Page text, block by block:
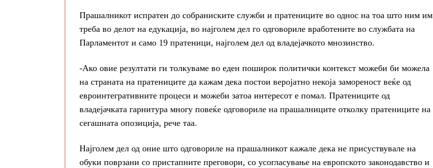
Прашалникот испратен до собраниските служби и пратениците во однос на тоа што ним им
треба во делот на едукација, во најголем дел го одговориле вработените во службата на
Парламентот и само 19 пратеници, најголем дел од владејачкото мнозинство.
-Ако овие резултати ги толкуваме во еден поширок политички контекст можеби би можела
на страната на пратениците да кажам дека постои веројатно некоја замореност веќе од
евроинтегративните процеси и можеби затоа интересот е помал. Пратениците од
владејачката гарнитура многу повеќе одговориле на прашалниците отколку пратениците на
сегашната опозиција, рече таа.
Најголем дел од оние што одговориле на прашалникот кажале дека не присуствувале на
обуки поврзани со пристапните преговори, со усогласување на европското законодавство и